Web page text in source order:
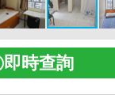
即時查詢